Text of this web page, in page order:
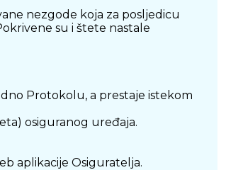
nezgode koja za posljedicu
su i štete nastale
Protokolu, a prestaje istekom
osiguranog uređaja.
aplikacije Osiguratelja.